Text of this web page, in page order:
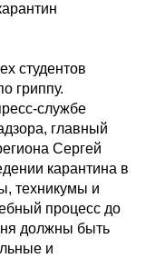
студентов
гриппу.
службе
главный
Сергей
карантина в
техникумы и
процесс до
должны быть
и